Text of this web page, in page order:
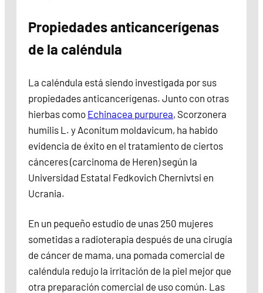
Propiedades anticancerígenas
de la caléndula
La caléndula está siendo investigada por sus
propiedades anticancerígenas. Junto con otras
hierbas como Echinacea purpurea, Scorzonera
humilis L. y Aconitum moldavicum, ha habido
evidencia de éxito en el tratamiento de ciertos
cánceres (carcinoma de Heren) según la
Universidad Estatal Fedkovich Chernivtsi en
Ucrania.
En un pequeño estudio de unas 250 mujeres
sometidas a radioterapia después de una cirugía
de cáncer de mama, una pomada comercial de
caléndula redujo la irritación de la piel mejor que
otra preparación comercial de uso común. Las